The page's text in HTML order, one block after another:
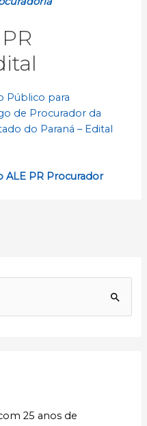
Público para
de Procurador da
do Paraná – Edital
ALE PR Procurador
25 anos de